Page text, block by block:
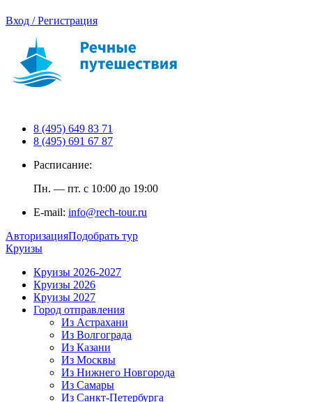
Вход / Регистрация
8 (495) 649 83 71
8 (495) 691 67 87
Расписание:
Пн. — пт. с 10:00 до 19:00
E-mail: info@rech-tour.ru
АвторизацияПодобрать тур
Круизы
Круизы 2026-2027
Круизы 2026
Круизы 2027
Город отправления
Из Астрахани
Из Волгограда
Из Казани
Из Москвы
Из Нижнего Новгорода
Из Самары
Из Санкт-Петербурга